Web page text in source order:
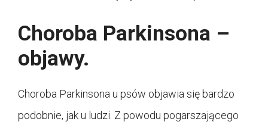
Choroba Parkinsona –
objawy.
Choroba Parkinsona u psów objawia się bardzo
podobnie, jak u ludzi. Z powodu pogarszającego